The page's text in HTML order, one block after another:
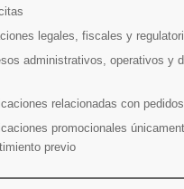
legales, fiscales y
administrativos, operativos y
relacionadas con
promocionales
previo